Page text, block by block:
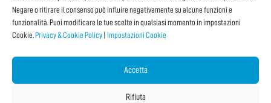
Negare o ritirare il consenso può influire negativamente su alcune funzioni e
funzionalità. Puoi modificare le tue scelte in qualsiasi momento in impostazioni
Cookie. Privacy & Cookie Policy Impostazioni Cookie
Accetta
Rifiuta
Iscriviti alla Newsletter
CONDIVIDI QUESTA PAGINA!
Facebook